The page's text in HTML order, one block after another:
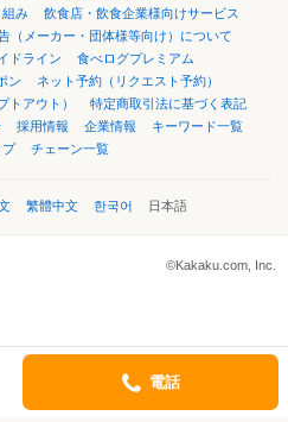
み
飲食店・飲食企業様向けサービス
（メーカー・団体様等向け）について
ドライン
食べログプレミアム
ン
ネット予約（リクエスト予約）
トアウト）
特定商取引法に基づく表記
採用情報 企業情報
キーワード一覧
チェーン一覧
繁體中文 한국어 日本語
©Kakaku.com, Inc.
電話